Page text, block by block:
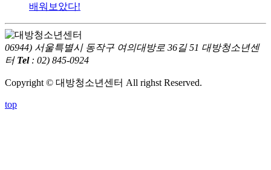
배워보았다!
06944) 서울특별시 동작구 여의대방로 36길 51 대방청소년센
터 Tel : 02) 845-0924
Copyright © 대방청소년센터 All righst Reserved.
top